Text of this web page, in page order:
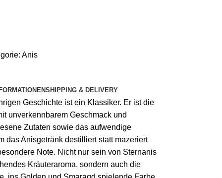
Anis
SHIPPING & DELIVERY
Geschichte ist ein Klassiker. Er ist die
unverkennbarem Geschmack und
Zutaten sowie das aufwendige
das Anisgetränk destilliert statt mazeriert
Note. Nicht nur sein von Sternanis
Kräuteraroma, sondern auch die